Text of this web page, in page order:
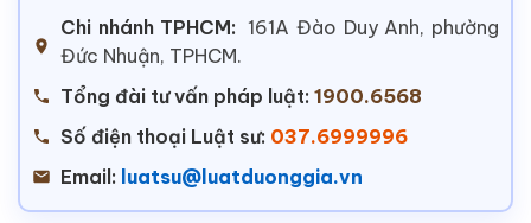
Chi nhánh TPHCM: 161A Đào Duy Anh, phường
Đức Nhuận, TPHCM.
Tổng đài tư vấn pháp luật: 1900.6568
Số điện thoại Luật sư: 037.6999996
Email: luatsu@luatduonggia.vn